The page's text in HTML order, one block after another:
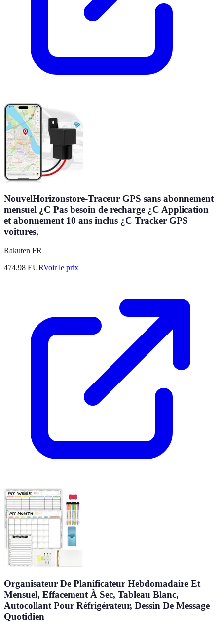
NouvelHorizonstore-Traceur GPS sans abonnement
mensuel ¿C Pas besoin de recharge ¿C Application
et abonnement 10 ans inclus ¿C Tracker GPS
voitures,
Rakuten FR
474.98 EURVoir le prix
Organisateur De Planificateur Hebdomadaire Et
Mensuel, Effacement À Sec, Tableau Blanc,
Autocollant Pour Réfrigérateur, Dessin De Message
Quotidien